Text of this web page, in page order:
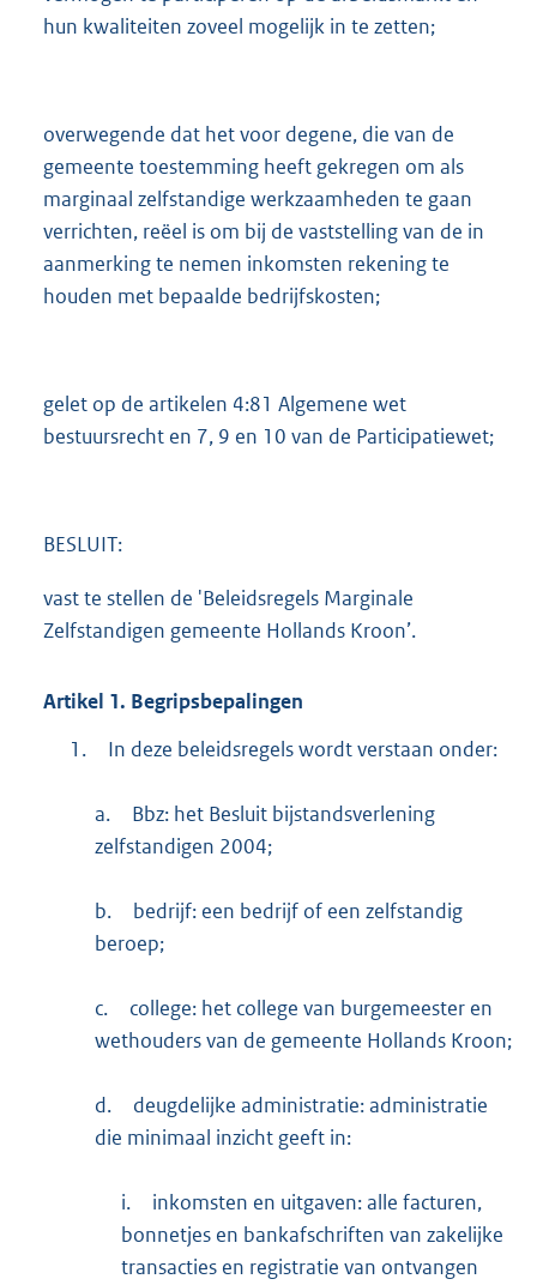
hun kwaliteiten zoveel mogelijk in te zetten;
overwegende dat het voor degene, die van de
gemeente toestemming heeft gekregen om als
marginaal zelfstandige werkzaamheden te gaan
verrichten, reëel is om bij de vaststelling van de in
aanmerking te nemen inkomsten rekening te
houden met bepaalde bedrijfskosten;
gelet op de artikelen 4:81 Algemene wet
bestuursrecht en 7, 9 en 10 van de Participatiewet;
BESLUIT:
vast te stellen de 'Beleidsregels Marginale
Zelfstandigen gemeente Hollands Kroon’.
Artikel 1. Begripsbepalingen
1.
In deze beleidsregels wordt verstaan onder:
a.
Bbz: het Besluit bijstandsverlening
zelfstandigen 2004;
b.
bedrijf: een bedrijf of een zelfstandig
beroep;
c.
college: het college van burgemeester en
wethouders van de gemeente Hollands Kroon;
d.
deugdelijke administratie: administratie
die minimaal inzicht geeft in:
i.
inkomsten en uitgaven: alle facturen,
bonnetjes en bankafschriften van zakelijke
transacties en registratie van ontvangen